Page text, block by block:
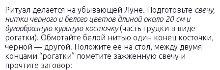
Ритуал делается на убывающей Луне. Подготовьте свечу,
нитки черного и белого цветов длиной около 20 см и
дугообразную куриную косточку(часть грудки в виде
рогатки). Обмотайте белой нитью один конец косточки,
черной — другой. Положите её на стол, между двумя
концами “рогатки” пометите зажженную свечу и
прочтите заговор: